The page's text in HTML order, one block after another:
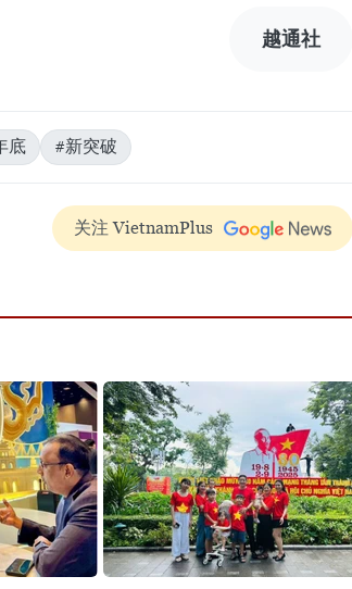
越通社
底 #新突破
关注 VietnamPlus